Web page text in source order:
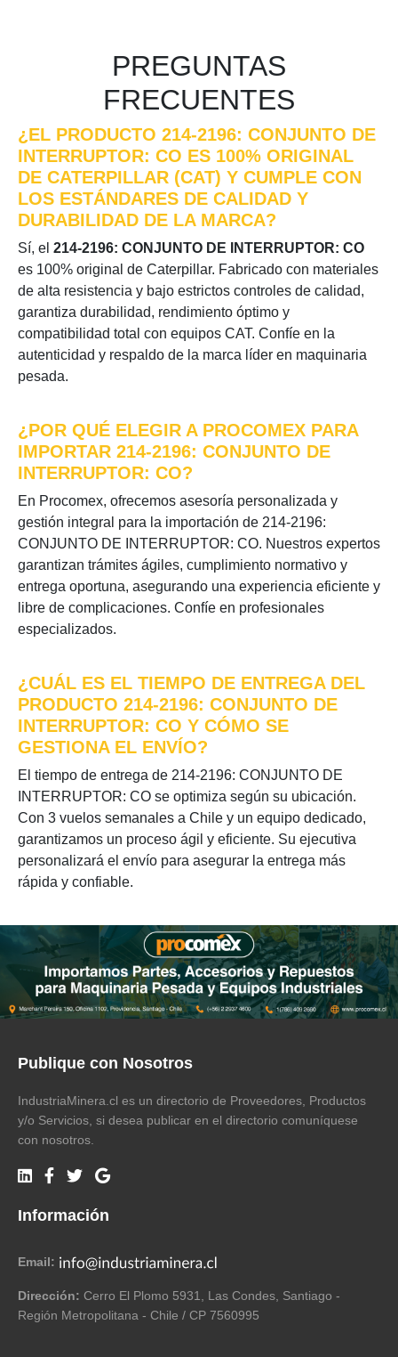
PREGUNTAS
FRECUENTES
¿EL PRODUCTO 214-2196: CONJUNTO DE
INTERRUPTOR: CO ES 100% ORIGINAL
DE CATERPILLAR (CAT) Y CUMPLE CON
LOS ESTÁNDARES DE CALIDAD Y
DURABILIDAD DE LA MARCA?
Sí, el 214-2196: CONJUNTO DE INTERRUPTOR: CO
es 100% original de Caterpillar. Fabricado con materiales
de alta resistencia y bajo estrictos controles de calidad,
garantiza durabilidad, rendimiento óptimo y
compatibilidad total con equipos CAT. Confíe en la
autenticidad y respaldo de la marca líder en maquinaria
pesada.
¿POR QUÉ ELEGIR A PROCOMEX PARA
IMPORTAR 214-2196: CONJUNTO DE
INTERRUPTOR: CO?
En Procomex, ofrecemos asesoría personalizada y
gestión integral para la importación de 214-2196:
CONJUNTO DE INTERRUPTOR: CO. Nuestros expertos
garantizan trámites ágiles, cumplimiento normativo y
entrega oportuna, asegurando una experiencia eficiente y
libre de complicaciones. Confíe en profesionales
especializados.
¿CUÁL ES EL TIEMPO DE ENTREGA DEL
PRODUCTO 214-2196: CONJUNTO DE
INTERRUPTOR: CO Y CÓMO SE
GESTIONA EL ENVÍO?
El tiempo de entrega de 214-2196: CONJUNTO DE
INTERRUPTOR: CO se optimiza según su ubicación.
Con 3 vuelos semanales a Chile y un equipo dedicado,
garantizamos un proceso ágil y eficiente. Su ejecutiva
personalizará el envío para asegurar la entrega más
rápida y confiable.
Publique con Nosotros
IndustriaMinera.cl es un directorio de Proveedores, Productos
y/o Servicios, si desea publicar en el directorio comuníquese
con nosotros.
Información
Email:
Dirección: Cerro El Plomo 5931, Las Condes, Santiago -
Región Metropolitana - Chile / CP 7560995